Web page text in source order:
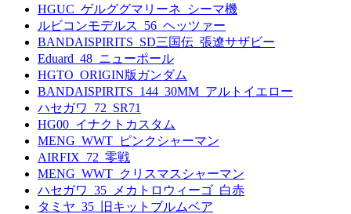
HGUC_ゲルググマリーネ_シーマ機
ルビコンモデルス_56_ヘッツァー
BANDAISPIRITS_SD三国伝_張遼サザビー
Eduard_48_ニューポール
HGTO_ORIGIN版ガンダム
BANDAISPIRITS_144_30MM_アルトイエロー
ハセガワ_72_SR71
HG00_イナクトカスタム
MENG_WWT_ピンクシャーマン
AIRFIX_72_零戦
MENG_WWT_クリスマスシャーマン
ハセガワ_35_メカトロウィーゴ_白赤
タミヤ_35_旧キットブルムベア